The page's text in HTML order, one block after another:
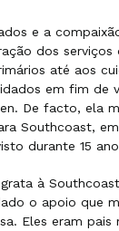
e a
dos serviços
até aos
em fim de
De facto, ela
Southcoast,
durante 15
à
o apoio que
Eles eram pais